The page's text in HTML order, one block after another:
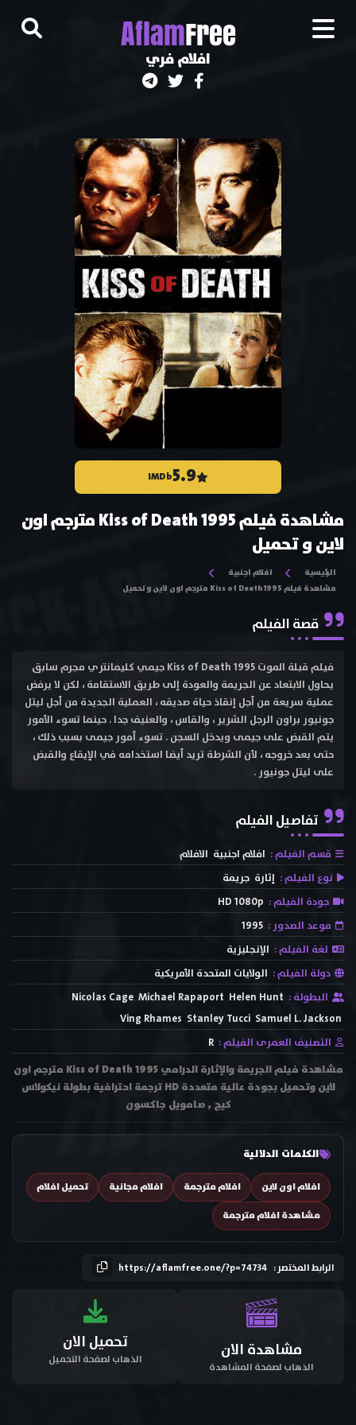
AflamFree
افلام فري
5.9
IMDb
مشاهدة فيلم Kiss of Death 1995 مترجم اون
لاين و تحميل
الرئيسية
افلام اجنبية
مشاهدة فيلم Kiss of Death 1995 مترجم اون لاين و تحميل
قصة الفيلم
فيلم قبلة الموت Kiss of Death 1995 جيمي كليمانتري مجرم سابق
يحاول الابتعاد عن الجريمة والعودة إلى طريق الاستقامة ، لكن لا يرفض
عملية سريعة من أجل إنقاذ حياة صديقه ، العملية الجديدة من أجل ليتل
جونيور براون الرجل الشرير ، والقاس ، والعنيف جدا . حينما تسوء الأمور
يتم القبض على جيمى ويدخل السجن . تسوء أمور جيمى بسبب ذلك ،
حتى بعد خروجه ، لأن الشرطة تريد أيضا استخدامه في الإيقاع والقبض
على ليتل جونيور .
تفاصيل الفيلم
قسم الفيلم : افلام اجنبية الافلام
نوع الفيلم : إثارة جريمة
جودة الفيلم : HD 1080p
موعد الصدور : 1995
لغة الفيلم : الإنجليزية
دولة الفيلم : الولايات المتحدة الأمريكية
البطولة : Helen Hunt
Michael Rapaport
Nicolas Cage
Samuel L. Jackson
Stanley Tucci
Ving Rhames
التصنيف العمرى الفيلم : R
مشاهدة فيلم الجريمة والإثارة الدرامي Kiss of Death 1995 مترجم اون
لاين وتحميل بجودة عالية متعددة HD ترجمة احترافية بطولة نيكولاس
كيج , صامويل جاكسون
الكلمات الدلالية
افلام اون لاين افلام مترجمة افلام مجانية
تحميل افلام
مشاهدة افلام مترجمة
الرابط المختصر : https://aflamfree.one/?p=74734
مشاهدة الان
الذهاب لصفحة المشاهدة
تحميل الان
الذهاب لصفحة التحميل